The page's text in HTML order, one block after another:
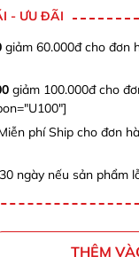
- ƯU ĐÃI
giảm 60.000đ cho đơn
giảm 100.000đ cho
phí Ship cho đơn
ngày nếu sản phẩm
THÊM